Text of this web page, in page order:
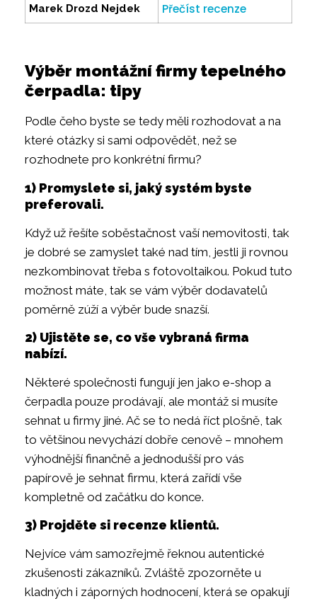
Marek Drozd Nejdek Přečíst recenze
Výběr montážní firmy tepelného
čerpadla: tipy
Podle čeho byste se tedy měli rozhodovat a na
které otázky si sami odpovědět, než se
rozhodnete pro konkrétní firmu?
1) Promyslete si, jaký systém byste
preferovali.
Když už řešíte soběstačnost vaší nemovitosti, tak
je dobré se zamyslet také nad tím, jestli ji rovnou
nezkombinovat třeba s fotovoltaikou. Pokud tuto
možnost máte, tak se vám výběr dodavatelů
poměrně zúží a výběr bude snazší.
2) Ujistěte se, co vše vybraná firma
nabízí.
Některé společnosti fungují jen jako e-shop a
čerpadla pouze prodávají, ale montáž si musíte
sehnat u firmy jiné. Ač se to nedá říct plošně, tak
to většinou nevychází dobře cenově – mnohem
výhodnější finančně a jednodušší pro vás
papírově je sehnat firmu, která zařídí vše
kompletně od začátku do konce.
3) Projděte si recenze klientů.
Nejvíce vám samozřejmě řeknou autentické
zkušenosti zákazníků. Zvláště zpozorněte u
kladných i záporných hodnocení, která se opakují